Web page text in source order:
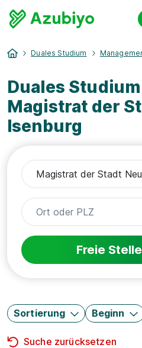
Duales Studium
Duales
Magistrat der
Isenburg
Freie
Sortierung Beginn
Suche zurücksetzen